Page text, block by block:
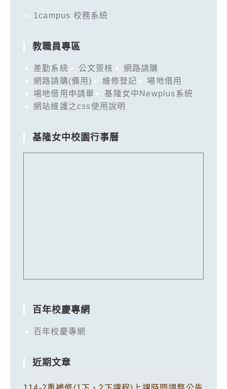
1campus 校務系統
教職員專區
差勤系統 公文簽核
網路請購
網路請購(備用)
維修登記
場地借用
場地借用申請單
基隆女中Newplus系統
網站維護之css使用說明
基隆女中校園行事曆
百年校慶專網
百年校慶專網
近期文章